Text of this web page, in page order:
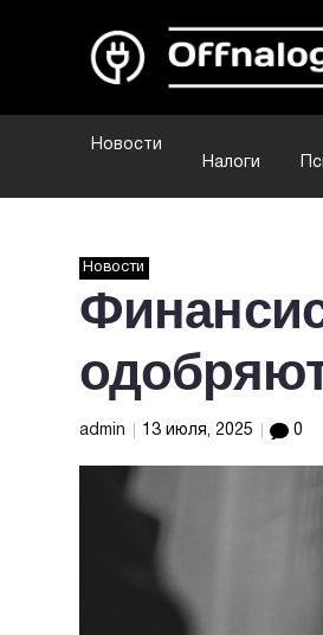
Новости
Налоги
Новости
admin 13 июля, 2025 0